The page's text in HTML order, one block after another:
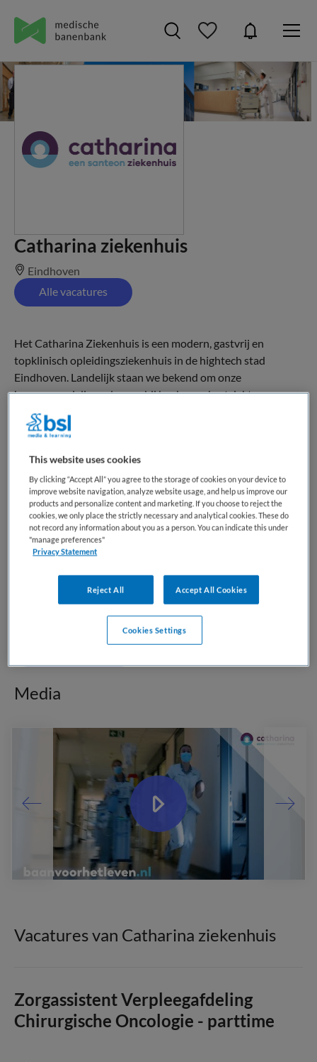
Catharina ziekenhuis
Eindhoven
Alle vacatures
Het Catharina Ziekenhuis is een modern, gastvrij en
topklinisch opleidingsziekenhuis in de hightech stad
Eindhoven. Landelijk staan we bekend om onze
hooggespecialiseerde zorg bij kanker en hartziekten.
Lees meer
Michelangelolaan 2, 5623 EJ Eindhoven
SOCIALS
Linkedin
Facebook
Youtube
Media
Vacatures van Catharina ziekenhuis
Zorgassistent Verpleegafdeling
Chirurgische Oncologie - parttime
This website uses cookies
By clicking “Accept All” you agree to the storage of cookies on your device to
improve website navigation, analyze website usage, and help us improve our
products and personalize content and marketing. If you choose to reject the
cookies, we only place the strictly necessary and analytical cookies. These do
not record any information about you as a person. You can indicate this under
"manage preferences"
Privacy Statement
Reject All Accept All Cookies
Cookies Settings